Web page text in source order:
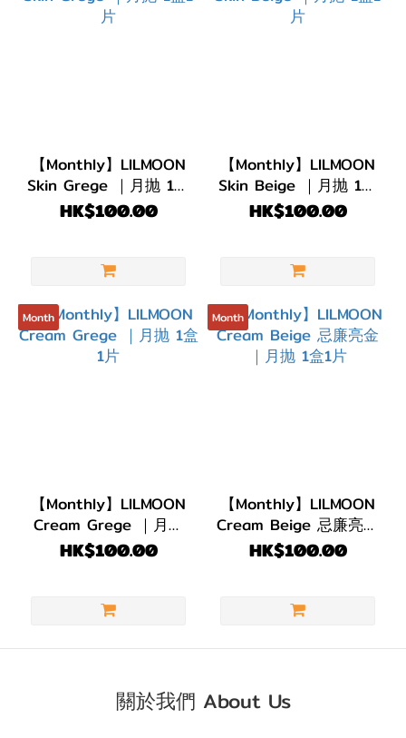
13.5~13.6mm
【Monthly】LILMOON
Skin Grege ｜月抛 1盒
1片
HK$100.00
【Monthly】LILMOON
Skin Beige ｜月抛 1盒
1片
HK$100.00
Month
【Monthly】LILMOON
Cream Grege ｜月抛
1盒1片
HK$100.00
Month
【Monthly】LILMOON
Cream Beige 忌廉亮金
｜月抛 1盒1片
HK$100.00
關於我們 About Us